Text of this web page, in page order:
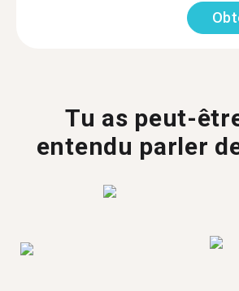
Tu as peut-
entendu parler